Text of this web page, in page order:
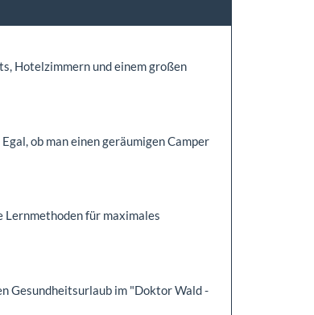
Hotelzimmern und einem großen
ob man einen geräumigen Camper
für maximales
Gesundheitsurlaub im "Doktor Wald -